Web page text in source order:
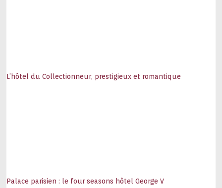
L’hôtel du Collectionneur, prestigieux et romantique
Palace parisien : le four seasons hôtel George V